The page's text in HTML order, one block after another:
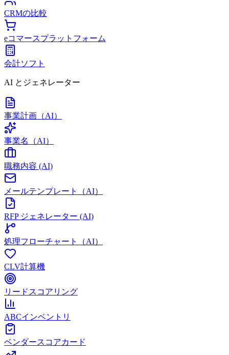
CRMの比較
eコマースプラットフォーム
会計ソフト
AI とジェネレーター
事業計画（AI）
事業名（AI）
職務内容 (AI)
メールテンプレート（AI）
RFP ジェネレーター (AI)
処理フローチャート（AI）
CLV計算機
リードスコアリング
ABCインベントリ
ベンダースコアカード